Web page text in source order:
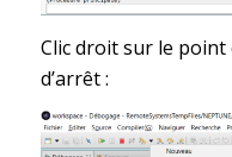
Clic droit sur le point
d’arrêt :